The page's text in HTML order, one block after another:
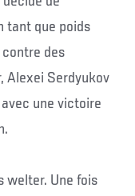
tant que poids
des
Alexei Serdyukov
une victoire
welter. Une fois